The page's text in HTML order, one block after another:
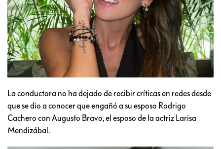
La conductora no ha dejado de recibir críticas en redes desde
que se dio a conocer que engañó a su esposo Rodrigo
Cachero con Augusto Bravo, el esposo de la actriz Larisa
Mendizábal.